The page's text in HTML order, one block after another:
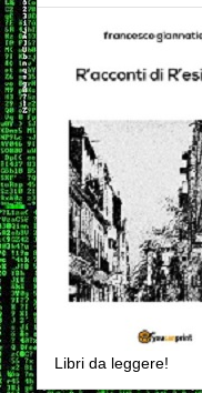
Libri da leggere!